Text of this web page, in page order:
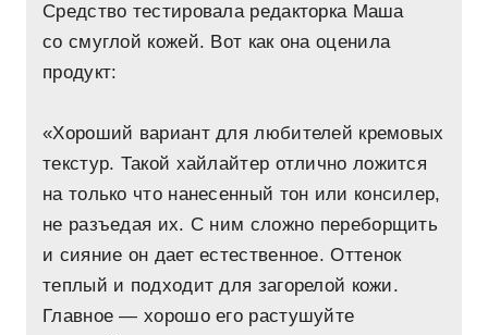
Средство тестировала редакторка Маша
со смуглой кожей. Вот как она оценила
продукт:
«Хороший вариант для любителей кремовых
текстур. Такой хайлайтер отлично ложится
на только что нанесенный тон или консилер,
не разъедая их. С ним сложно переборщить
и сияние он дает естественное. Оттенок
теплый и подходит для загорелой кожи.
Главное — хорошо его растушуйте